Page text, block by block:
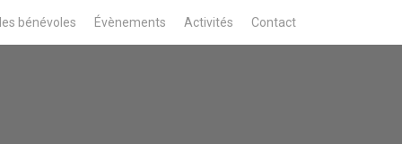
bénévoles Évènements Activités Contact